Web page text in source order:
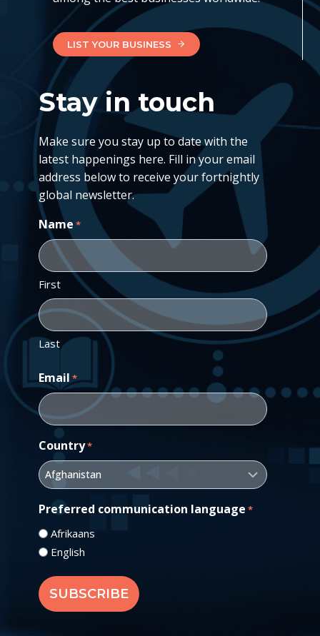
LIST YOUR BUSINESS
Stay in touch
Make sure you stay up to date with the
latest happenings here. Fill in your email
address below to receive your fortnightly
global newsletter.
Name *
First
Last
Email *
Country*
Preferred communication language *
Afrikaans
English